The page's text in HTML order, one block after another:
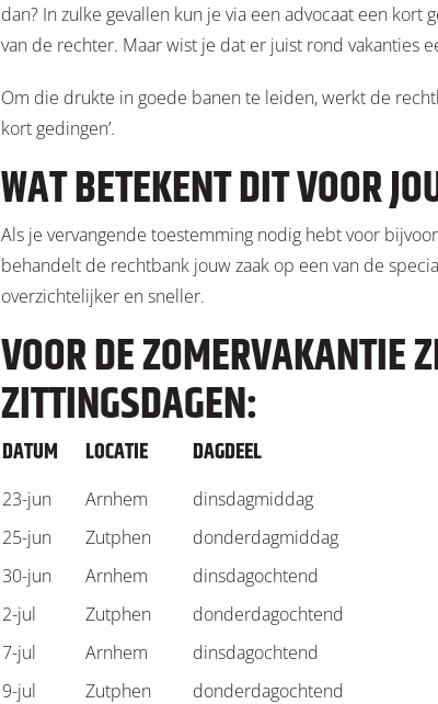
dan? In zulke gevallen kun je via een advocaat een
van de rechter. Maar wist je dat er juist rond vakanties
Om die drukte in goede banen te leiden, werkt de
kort gedingen’.
WAT BETEKENT DIT VOOR
Als je vervangende toestemming nodig hebt voor
behandelt de rechtbank jouw zaak op een van de
overzichtelijker en sneller.
VOOR DE ZOMERVAKANTIE
ZITTINGSDAGEN:
DATUM LOCATIE DAGDEEL
23-jun Arnhem
dinsdagmiddag
25-jun
Zutphen
donderdagmiddag
30-jun
Arnhem
dinsdagochtend
2-jul
Zutphen
donderdagochtend
7-jul
Arnhem
dinsdagochtend
9-jul
Zutphen
donderdagochtend